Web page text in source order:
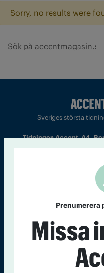
Sorry, no results were
Sveriges största
Tidningen Accent, A4,
Chefredaktör och ansvarig
Kontakt Om Tidningen
Läs tidigare
Prenumerera
Missa